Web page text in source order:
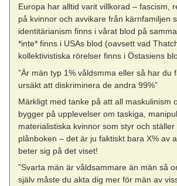
Europa har alltid varit villkorad – fascism,
på kvinnor och avvikare från kärnfamiljen
identitärianism finns i vårat blod på
*inte* finns i USAs blod (oavsett vad
kollektivistiska rörelser finns i Östasiens
”Är män typ 1% våldsmma eller så har du
ursäkt att diskriminera de andra 99%”
Märkligt med tanke på att all maskulinism
bygger på upplevelser om taskiga,
materialistiska kvinnor som styr och
plånboken – det är ju faktiskt bara X% av
beter sig på det viset!
”Svarta män är våldsammare än män så
själv måste du akta dig mer för män av